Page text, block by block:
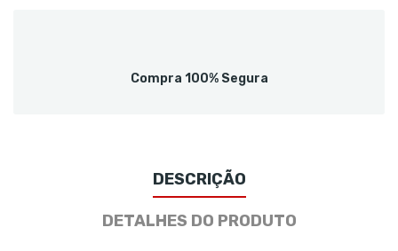
Compra 100% Segura
DESCRIÇÃO
DETALHES DO PRODUTO